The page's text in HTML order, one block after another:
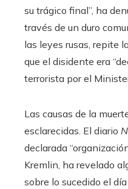
su trágico final”, ha
través de un duro
las leyes rusas, repite
que el disidente era
terrorista por el
Las causas de la
esclarecidas. El diario
declarada
Kremlin, ha revelado
sobre lo sucedido el